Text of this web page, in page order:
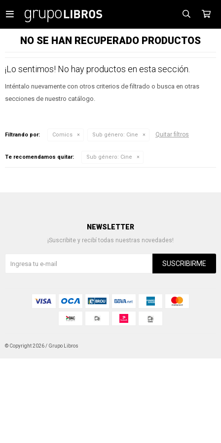

NO SE HAN RECUPERADO PRODUCTOS
¡Lo sentimos! No hay productos en esta sección.
Inténtalo nuevamente con otros criterios de filtrado o busca en otras
secciones de nuestro catálogo.
Filtrando por: Comics Sub género: Cine Quitar filtros
Te recomendamos quitar: Sub género: Cine
NEWSLETTER
¡Suscribite y recibí todas nuestras novedades!
SUSCRIBIRME
© Copyright 2026 / Grupo Libros